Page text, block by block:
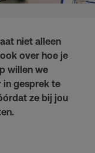
niet alleen
over hoe je
willen we
in gesprek te
ze bij jou